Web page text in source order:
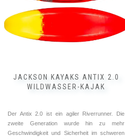
JACKSON KAYAKS ANTIX 2.0
WILDWASSER-KAJAK
Der Antix 2.0 ist ein agiler Riverrunner. Die
zweite Generation wurde hin zu mehr
Geschwindigkeit und Sicherheit im schweren
auf
der
Produktseite